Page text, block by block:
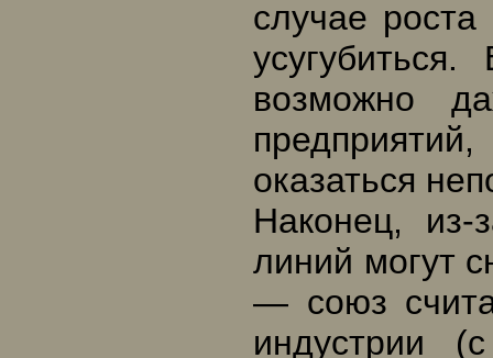
случае
возможно
оказаться
Наконец, из-
линий могут
— союз
индустрии